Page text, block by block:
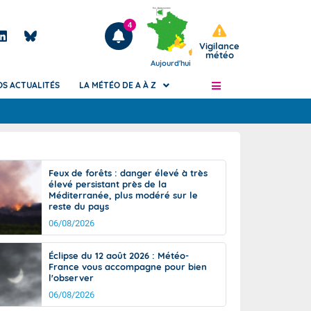
Articles
4
Aujourd'hui
Vigilance
météo
de
Phénomènes dangereux de J+2 à J+7
Avertissement pluies intenses à l'échelle
des communes (Apic)
Bulletins Marine
d'avalanche
Météo des forêts
Vigicrues
ACTUALITÉS LA MÉTÉO DE A À Z
Feux de forêts : danger élevé à très
élevé persistant près de la
Méditerranée, plus modéré sur le
reste du pays
06/08/2026
Éclipse du 12 août 2026 : Météo-
France vous accompagne pour bien
l'observer
06/08/2026